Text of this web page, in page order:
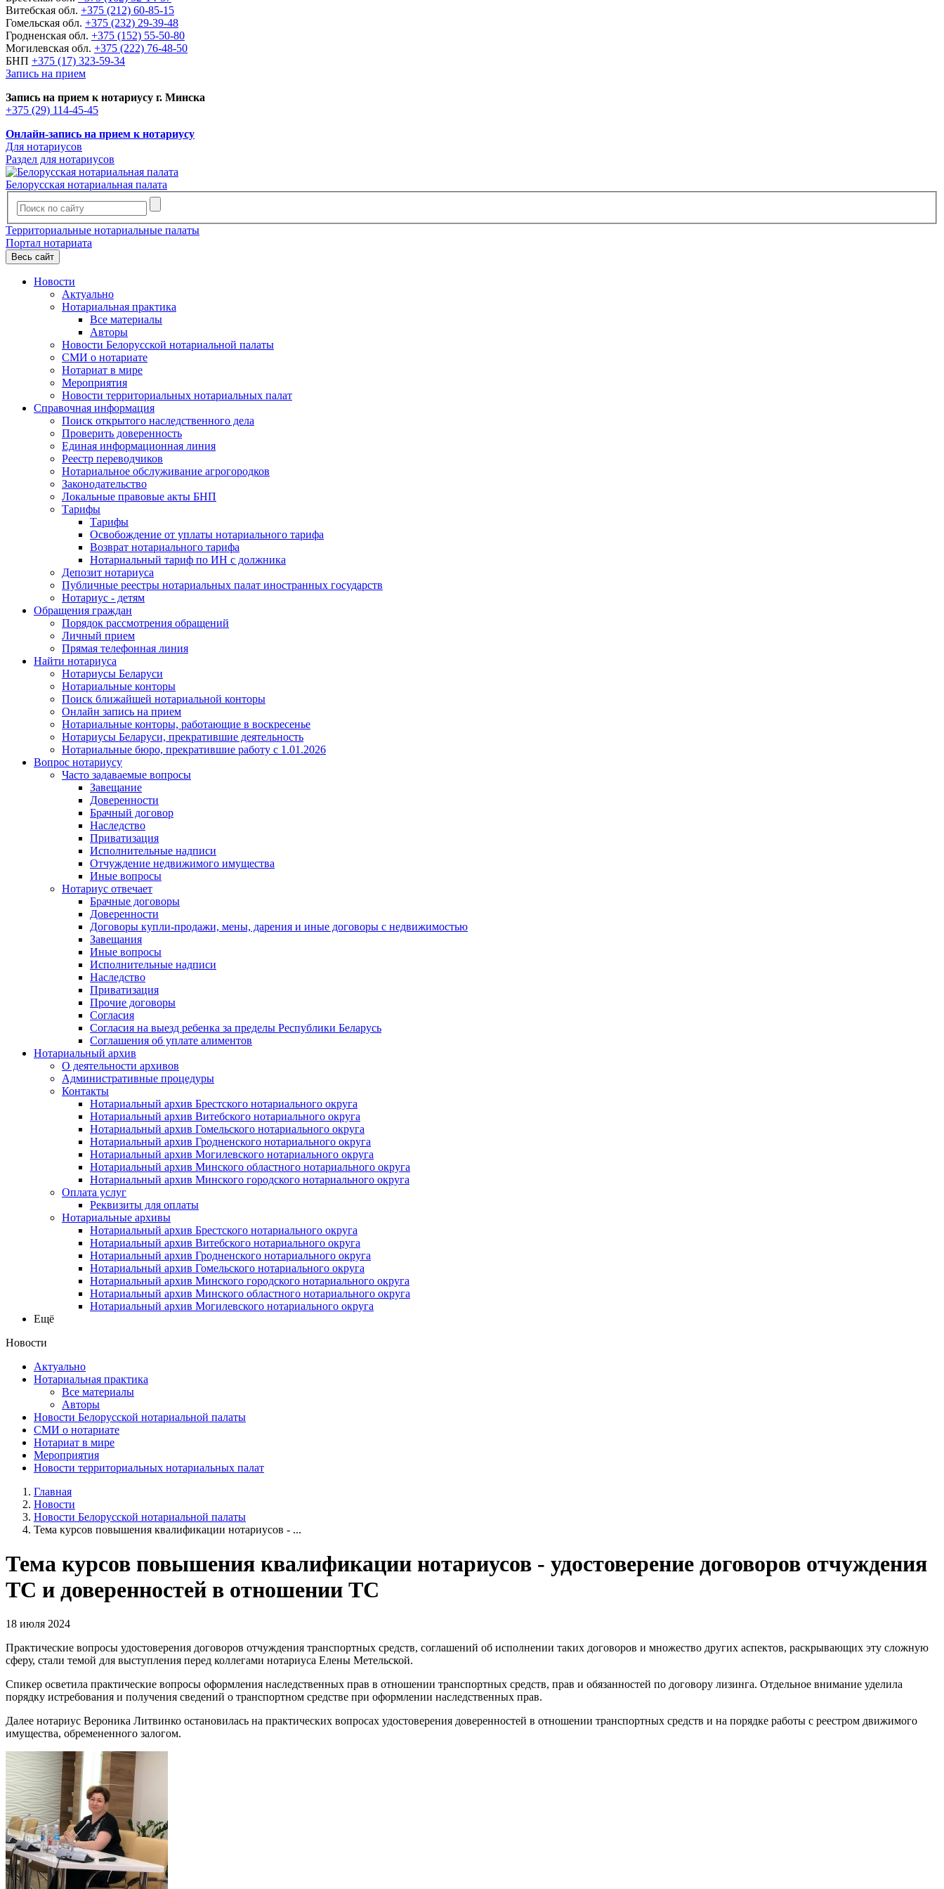
Витебская обл. +375 (212) 60-85-15
Гомельская обл. +375 (232) 29-39-48
Гродненская обл. +375 (152) 55-50-80
Могилевская обл. +375 (222) 76-48-50
БНП +375 (17) 323-59-34
Запись на прием
Запись на прием к нотариусу г. Минска
+375 (29) 114-45-45
Онлайн-запись на прием к нотариусу
Для нотариусов
Раздел для нотариусов
Белорусская нотариальная палата
Территориальные нотариальные палаты
Портал нотариата
Весь сайт
Новости
Актуально
Нотариальная практика
Все материалы
Авторы
Новости Белорусской нотариальной палаты
СМИ о нотариате
Нотариат в мире
Мероприятия
Новости территориальных нотариальных палат
Справочная информация
Поиск открытого наследственного дела
Проверить доверенность
Единая информационная линия
Реестр переводчиков
Нотариальное обслуживание агрогородков
Законодательство
Локальные правовые акты БНП
Тарифы
Тарифы
Освобождение от уплаты нотариального тарифа
Возврат нотариального тарифа
Нотариальный тариф по ИН с должника
Депозит нотариуса
Публичные реестры нотариальных палат иностранных государств
Нотариус - детям
Обращения граждан
Порядок рассмотрения обращений
Личный прием
Прямая телефонная линия
Найти нотариуса
Нотариусы Беларуси
Нотариальные конторы
Поиск ближайшей нотариальной конторы
Онлайн запись на прием
Нотариальные конторы, работающие в воскресенье
Нотариусы Беларуси, прекратившие деятельность
Нотариальные бюро, прекратившие работу с 1.01.2026
Вопрос нотариусу
Часто задаваемые вопросы
Завещание
Доверенности
Брачный договор
Наследство
Приватизация
Исполнительные надписи
Отчуждение недвижимого имущества
Иные вопросы
Нотариус отвечает
Брачные договоры
Доверенности
Договоры купли-продажи, мены, дарения и иные договоры с недвижимостью
Завещания
Иные вопросы
Исполнительные надписи
Наследство
Приватизация
Прочие договоры
Согласия
Согласия на выезд ребенка за пределы Республики Беларусь
Соглашения об уплате алиментов
Нотариальный архив
О деятельности архивов
Административные процедуры
Контакты
Нотариальный архив Брестского нотариального округа
Нотариальный архив Витебского нотариального округа
Нотариальный архив Гомельского нотариального округа
Нотариальный архив Гродненского нотариального округа
Нотариальный архив Могилевского нотариального округа
Нотариальный архив Минского областного нотариального округа
Нотариальный архив Минского городского нотариального округа
Оплата услуг
Реквизиты для оплаты
Нотариальные архивы
Нотариальный архив Брестского нотариального округа
Нотариальный архив Витебского нотариального округа
Нотариальный архив Гродненского нотариального округа
Нотариальный архив Гомельского нотариального округа
Нотариальный архив Минского городского нотариального округа
Нотариальный архив Минского областного нотариального округа
Нотариальный архив Могилевского нотариального округа
Ещё
Новости
Актуально
Нотариальная практика
Все материалы
Авторы
Новости Белорусской нотариальной палаты
СМИ о нотариате
Нотариат в мире
Мероприятия
Новости территориальных нотариальных палат
Главная
Новости
Новости Белорусской нотариальной палаты
Тема курсов повышения квалификации нотариусов - ...
Тема курсов повышения квалификации нотариусов - удостоверение договоров отчуждения
ТС и доверенностей в отношении ТС
18 июля 2024
Практические вопросы удостоверения договоров отчуждения транспортных средств, соглашений об исполнении таких договоров и множество других аспектов, раскрывающих эту сложную
сферу, стали темой для выступления перед коллегами нотариуса Елены Метельской.
Спикер осветила практические вопросы оформления наследственных прав в отношении транспортных средств, прав и обязанностей по договору лизинга. Отдельное внимание уделила
порядку истребования и получения сведений о транспортном средстве при оформлении наследственных прав.
Далее нотариус Вероника Литвинко остановилась на практических вопросах удостоверения доверенностей в отношении транспортных средств и на порядке работы с реестром движимого
имущества, обремененного залогом.